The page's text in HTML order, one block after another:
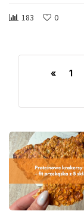
183 0
« 1